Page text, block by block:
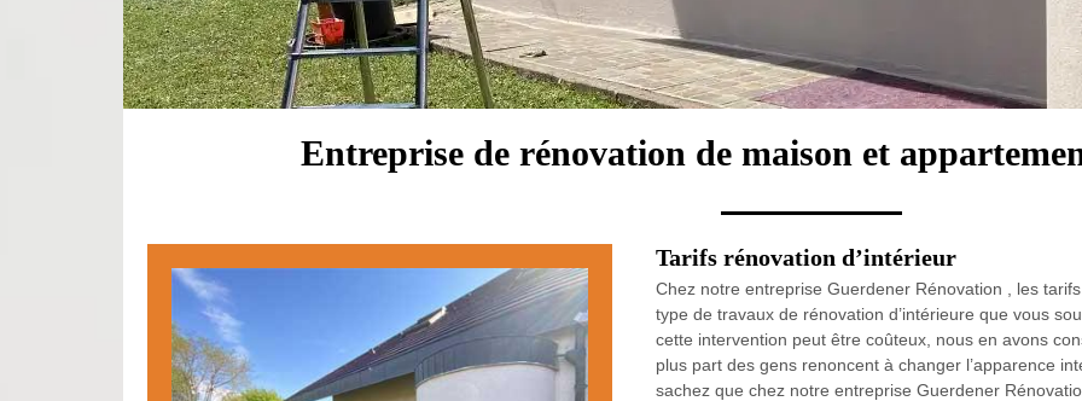
Entreprise de rénovation de maison et
Tarifs rénovation d’intérieur
Chez notre entreprise Guerdener Rénovation , les
type de travaux de rénovation d’intérieure que vous
cette intervention peut être coûteux, nous en avons
plus part des gens renoncent à changer l’apparence
sachez que chez notre entreprise Guerdener